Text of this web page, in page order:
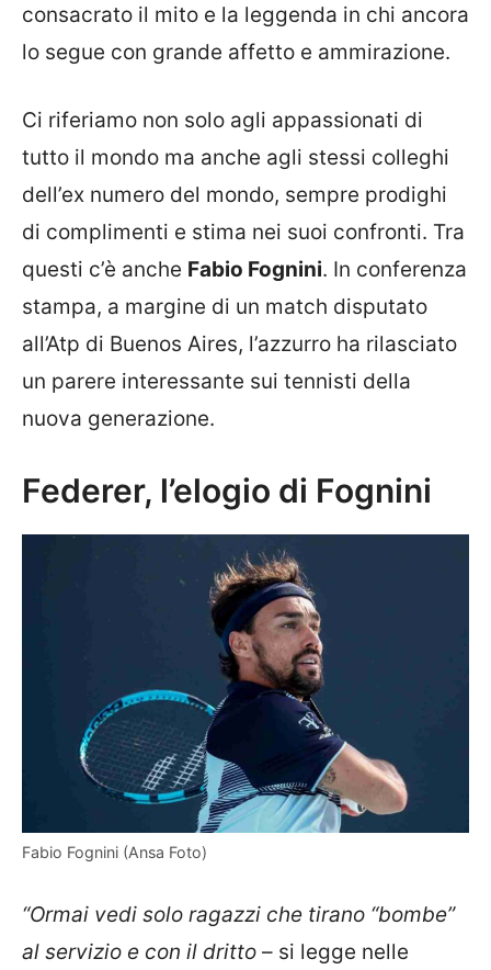
consacrato il mito e la leggenda in chi ancora
lo segue con grande affetto e ammirazione.
Ci riferiamo non solo agli appassionati di
tutto il mondo ma anche agli stessi colleghi
dell’ex numero del mondo, sempre prodighi
di complimenti e stima nei suoi confronti. Tra
questi c’è anche Fabio Fognini. In conferenza
stampa, a margine di un match disputato
all’Atp di Buenos Aires, l’azzurro ha rilasciato
un parere interessante sui tennisti della
nuova generazione.
Federer, l’elogio di Fognini
Fabio Fognini (Ansa Foto)
“Ormai vedi solo ragazzi che tirano “bombe”
al servizio e con il dritto – si legge nelle